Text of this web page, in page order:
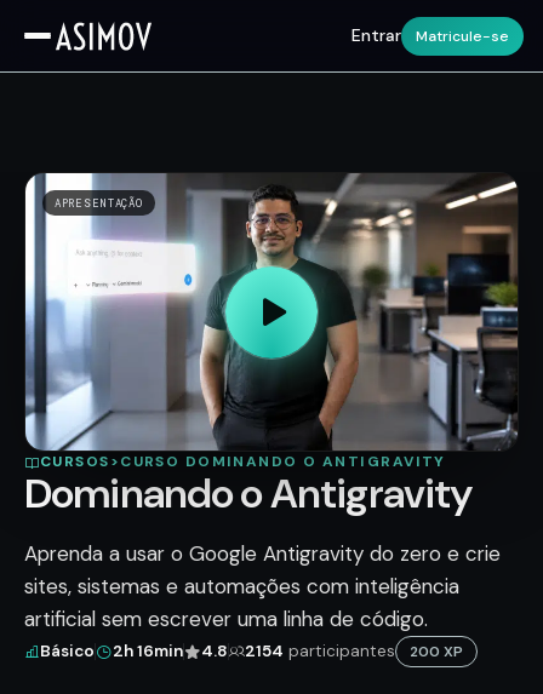
Entrar Matricule-se
CURSOS>CURSO DOMINANDO O ANTIGRAVITY
Dominando o Antigravity
Aprenda a usar o Google Antigravity do zero e crie
sites, sistemas e automações com inteligência
artificial sem escrever uma linha de código.
Básico 2h 16min 4.8 2154 participantes 200 XP
APRESENTAÇÃO